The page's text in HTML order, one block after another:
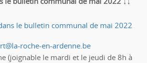
le bulletin communal de mai 2022
roche-en-ardenne.be
(joignable le mardi et le jeudi de 8h à